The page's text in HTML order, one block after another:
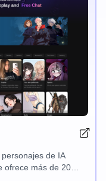
el poder de
sus objetivos.
de IA
ofrece más de 20